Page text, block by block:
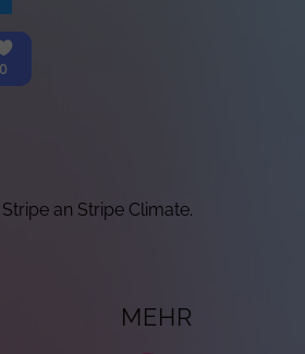
an Stripe Climate.
MEHR